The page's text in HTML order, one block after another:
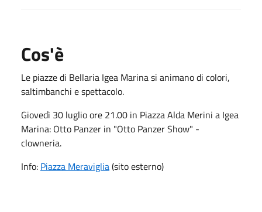
Cos'è
Le piazze di Bellaria Igea Marina si animano di colori,
saltimbanchi e spettacolo.
Giovedì 30 luglio ore 21.00 in Piazza Alda Merini a Igea
Marina: Otto Panzer in "Otto Panzer Show" -
clowneria.
Info: Piazza Meraviglia(sito esterno)